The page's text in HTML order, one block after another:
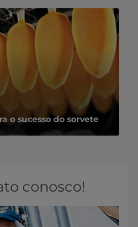
o sucesso do sorvete
conosco!